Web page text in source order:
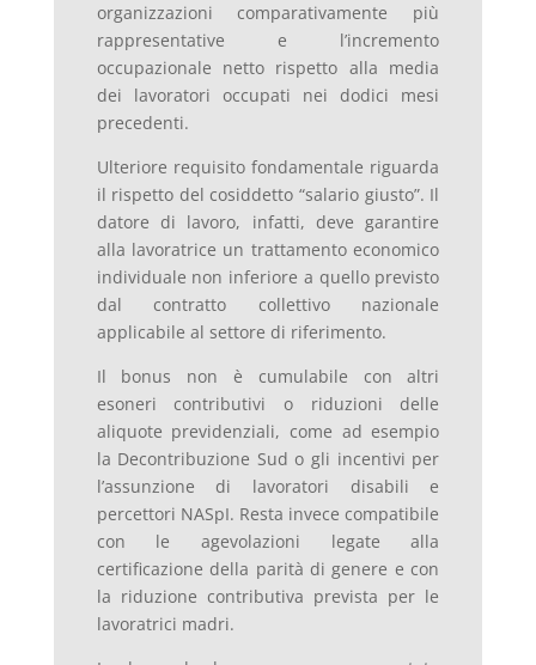
organizzazioni comparativamente più
rappresentative e l’incremento
occupazionale netto rispetto alla media
dei lavoratori occupati nei dodici mesi
precedenti.
Ulteriore requisito fondamentale riguarda
il rispetto del cosiddetto “salario giusto”. Il
datore di lavoro, infatti, deve garantire
alla lavoratrice un trattamento economico
individuale non inferiore a quello previsto
dal contratto collettivo nazionale
applicabile al settore di riferimento.
Il bonus non è cumulabile con altri
esoneri contributivi o riduzioni delle
aliquote previdenziali, come ad esempio
la Decontribuzione Sud o gli incentivi per
l’assunzione di lavoratori disabili e
percettori NASpI. Resta invece compatibile
con le agevolazioni legate alla
certificazione della parità di genere e con
la riduzione contributiva prevista per le
lavoratrici madri.